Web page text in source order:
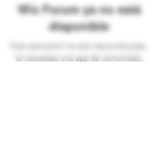
Wix Forum ya no está
disponible
Esta aplicación ha sido descontinuada.
Si necesitas una app de comunidad,